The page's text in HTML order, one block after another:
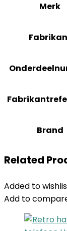
Merk
Brand
Related
Added to
Add to